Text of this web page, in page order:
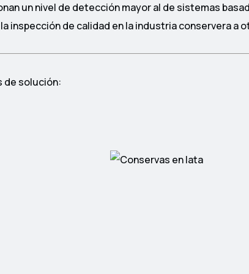
un nivel de detección mayor al de sistemas
inspección de calidad en la industria conservera a
de solución: